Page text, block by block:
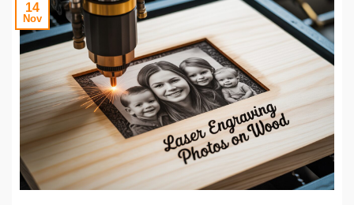
14
Nov